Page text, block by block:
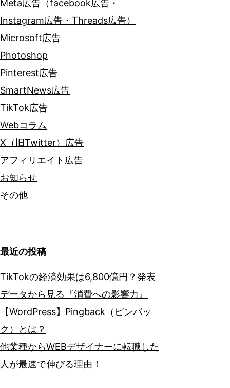
Meta広告（facebook広告・
Instagram広告・Threads広告）
Microsoft広告
Photoshop
Pinterest広告
SmartNews広告
TikTok広告
Webコラム
X（旧Twitter）広告
アフィリエイト広告
お知らせ
その他
最近の投稿
TikTokの経済効果は6,800億円？発表
データから見る『消費への影響力』
【WordPress】Pingback（ピンバッ
ク）とは？
他業種からWEBデザイナーに転職した
人が最速で伸びる理由！